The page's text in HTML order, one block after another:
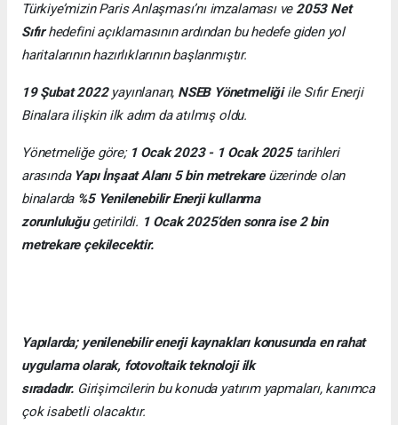
Türkiye’mizin Paris Anlaşması’nı imzalaması ve2053 Net
Sıfırhedefini açıklamasının ardından bu hedefe giden yol
haritalarının hazırlıklarının başlanmıştır.
19 Şubat 2022 yayınlanan, NSEB Yönetmeliğiile Sıfır Enerji
Binalara ilişkin ilk adım da atılmış oldu.
Yönetmeliğe göre; 1 Ocak 2023 - 1 Ocak 2025 tarihleri
arasında Yapı İnşaat Alanı 5 bin metrekare üzerinde olan
binalarda%5 Yenilenebilir Enerji kullanma
zorunluluğugetirildi. 1 Ocak 2025’den sonra ise 2 bin
metrekare çekilecektir.
Yapılarda; yenilenebilir enerji kaynakları konusunda en rahat
uygulama olarak, fotovoltaik teknoloji ilk
sıradadır. Girişimcilerin bu konuda yatırım yapmaları, kanımca
çok isabetli olacaktır.